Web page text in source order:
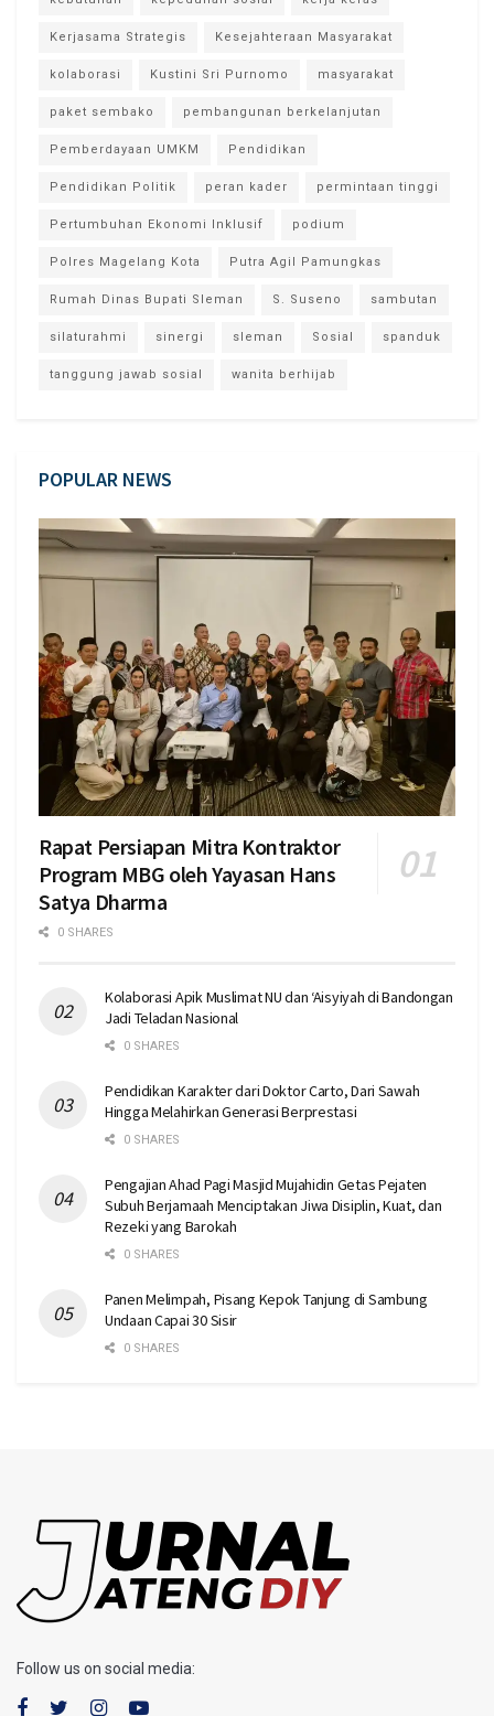
Kerjasama Strategis Kesejahteraan Masyarakat
kolaborasi Kustini Sri Purnomo masyarakat
paket sembako pembangunan berkelanjutan
Pemberdayaan UMKM Pendidikan
Pendidikan Politik peran kader permintaan tinggi
Pertumbuhan Ekonomi Inklusif podium
Polres Magelang Kota Putra Agil Pamungkas
Rumah Dinas Bupati Sleman S. Suseno sambutan
silaturahmi sinergi sleman Sosial spanduk
tanggung jawab sosial wanita berhijab
POPULAR NEWS
Rapat Persiapan Mitra Kontraktor
Program MBG oleh Yayasan Hans
Satya Dharma
0 SHARES
Kolaborasi Apik Muslimat NU dan ‘Aisyiyah di Bandongan
Jadi Teladan Nasional
0 SHARES
Pendidikan Karakter dari Doktor Carto, Dari Sawah
Hingga Melahirkan Generasi Berprestasi
0 SHARES
Pengajian Ahad Pagi Masjid Mujahidin Getas Pejaten
Subuh Berjamaah Menciptakan Jiwa Disiplin, Kuat, dan
Rezeki yang Barokah
0 SHARES
Panen Melimpah, Pisang Kepok Tanjung di Sambung
Undaan Capai 30 Sisir
0 SHARES
Follow us on social media: